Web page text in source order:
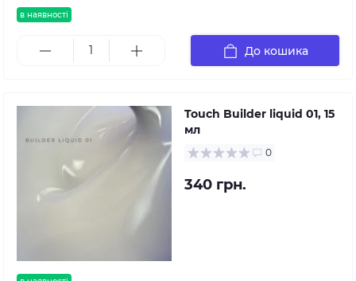
в наявності
До кошика
Touch Builder liquid 01, 15
мл
0
340 грн.